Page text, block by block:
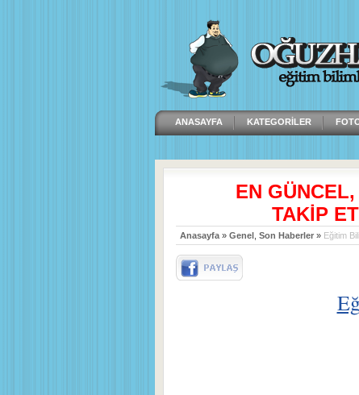
ANASAYFA KATEGORILER
EN
TAKİP
Anasayfa » Genel Son Haberler » Eğitim